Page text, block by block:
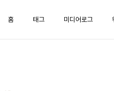
홈 태그 미디어로그